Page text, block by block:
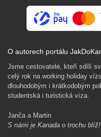
O autorech portálu
Jsme cestovatelé, kteří sdílí
celý rok na working holiday
dlouhodobým i krátkodobým
studentská i turistická víza.
Janča a Martin
S námi je Kanada o trochu blíž!